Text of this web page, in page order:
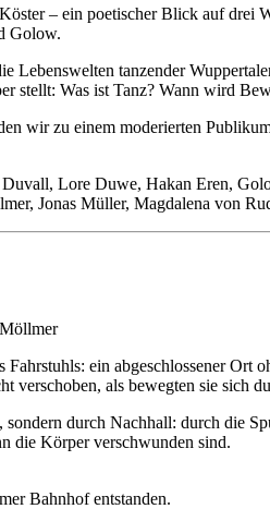
– ein poetischer Blick auf drei
Golow.
tanzender
stellt: Was ist Tanz? Wann wird
wir zu einem moderierten
Lore Duwe, Hakan Eren,
Jonas Müller, Magdalena von
ein abgeschlossener
als bewegten sie sich
durch Nachhall: durch die
die Körper verschwunden sind.
Bahnhof entstanden.